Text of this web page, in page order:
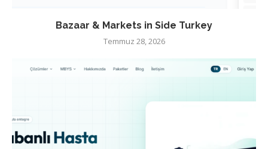
Bazaar & Markets in Side Turkey
Temmuz 28, 2026